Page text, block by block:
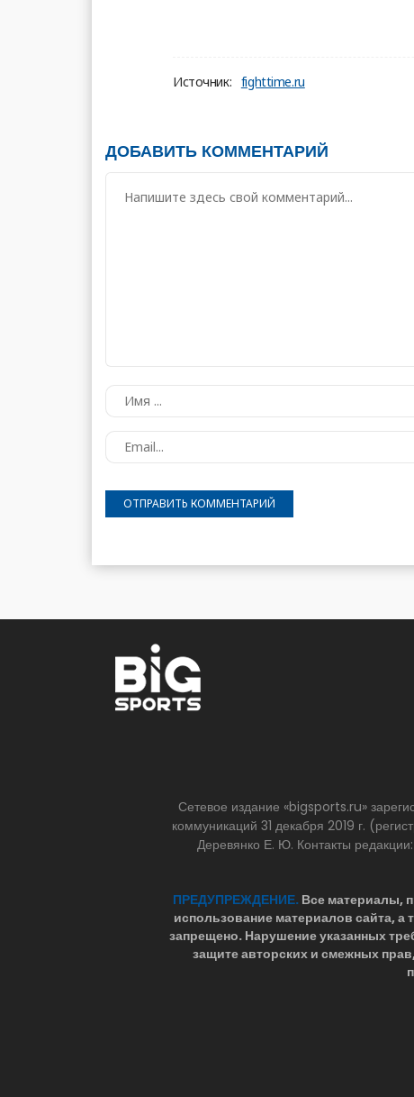
Источник: fighttime.ru
ДОБАВИТЬ КОММЕНТАРИЙ
Сетевое издание «bigsports.ru»
коммуникаций 31 декабря 2019 г.
Деревянко Е. Ю. Контакты
ПРЕДУПРЕЖДЕНИЕ.Все материалы,
использование материалов сайта,
запрещено. Нарушение указанных
защите авторских и смежных